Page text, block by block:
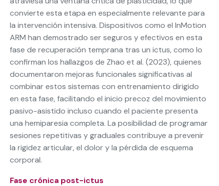
convierte esta etapa en especialmente relevante para
la intervención intensiva. Dispositivos como el InMotion
ARM han demostrado ser seguros y efectivos en esta
fase de recuperación temprana tras un ictus, como lo
confirman los hallazgos de Zhao et al. (2023), quienes
documentaron mejoras funcionales significativas al
combinar estos sistemas con entrenamiento dirigido
en esta fase, facilitando el inicio precoz del movimiento
pasivo-asistido incluso cuando el paciente presenta
una hemiparesia completa. La posibilidad de programar
sesiones repetitivas y graduales contribuye a prevenir
la rigidez articular, el dolor y la pérdida de esquema
corporal.
Fase crónica post-ictus